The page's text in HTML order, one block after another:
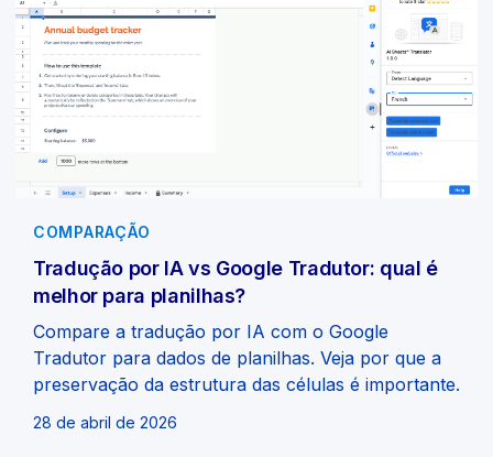
COMPARAÇÃO
Tradução por IA vs Google Tradutor: qual é
melhor para planilhas?
Compare a tradução por IA com o Google
Tradutor para dados de planilhas. Veja por que a
preservação da estrutura das células é importante.
28 de abril de 2026